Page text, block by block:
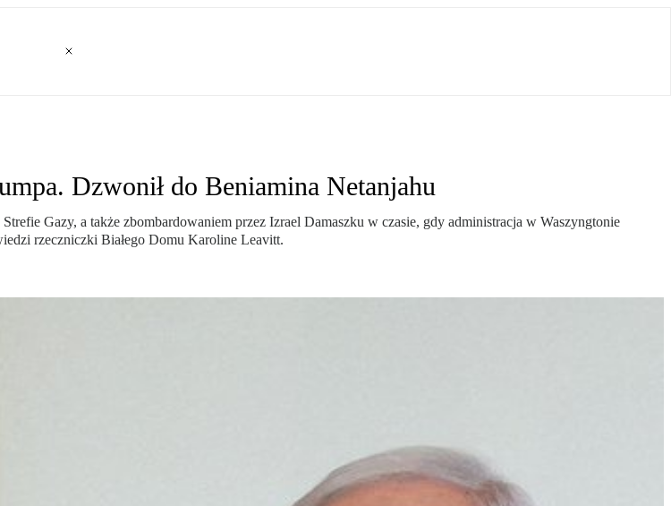
Dzwonił do Beniamina Netanjahu
Gazy, a także zbombardowaniem przez Izrael Damaszku w czasie, gdy administracja w Waszyngtonie
rzeczniczki Białego Domu Karoline Leavitt.